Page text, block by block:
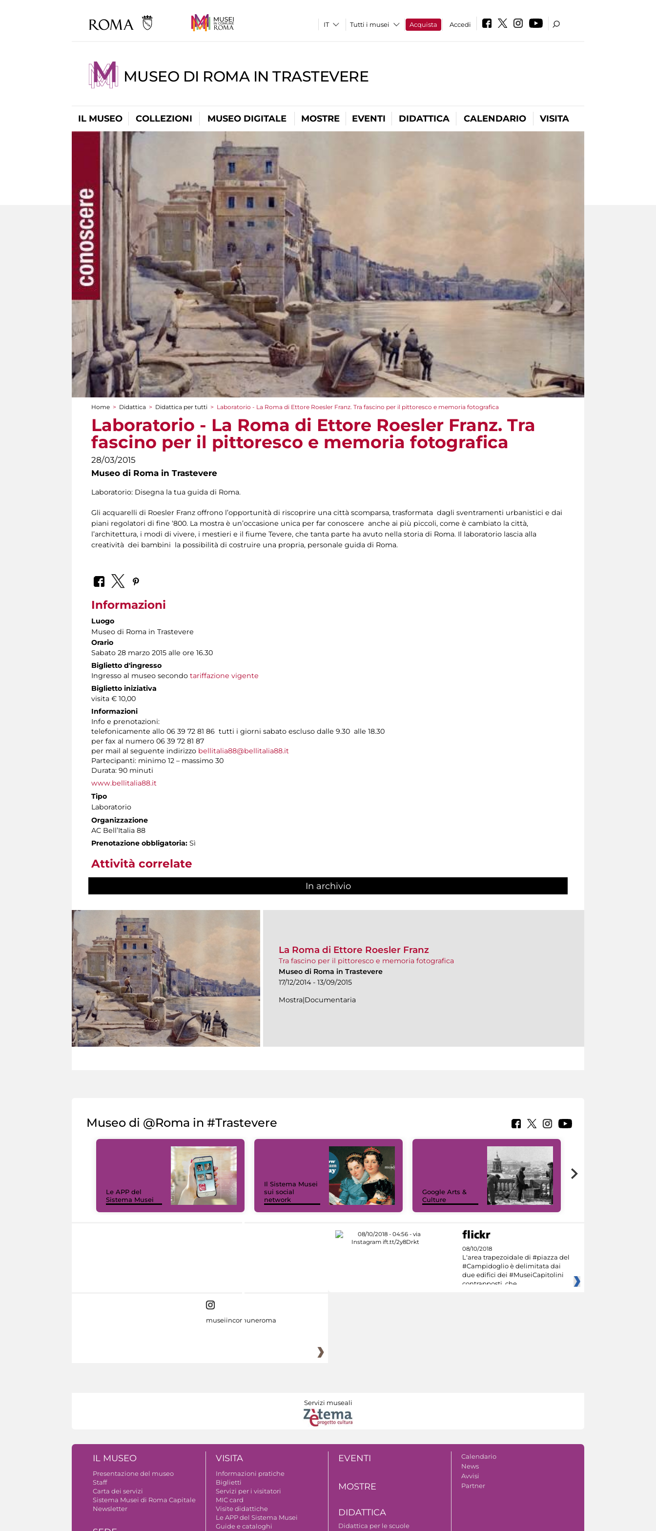
Tutti i musei Acquista Accedi
MUSEO DI ROMA IN TRASTEVERE
IL MUSEO COLLEZIONI MUSEO DIGITALE MOSTRE EVENTI DIDATTICA CALENDARIO VISITA
Tu sei qui
Home > Didattica > Didattica per tutti > Laboratorio - La Roma di Ettore Roesler Franz. Tra fascino per il pittoresco e memoria fotografica
Laboratorio - La Roma di Ettore Roesler Franz. Tra
fascino per il pittoresco e memoria fotografica
28/03/2015
Museo di Roma in Trastevere
Laboratorio: Disegna la tua guida di Roma.
Gli acquarelli di Roesler Franz offrono l’opportunità di riscoprire una città scomparsa, trasformata dagli sventramenti urbanistici e dai
piani regolatori di fine ‘800. La mostra è un’occasione unica per far conoscere anche ai più piccoli, come è cambiato la città,
l’architettura, i modi di vivere, i mestieri e il fiume Tevere, che tanta parte ha avuto nella storia di Roma. Il laboratorio lascia alla
creatività dei bambini la possibilità di costruire una propria, personale guida di Roma.
Informazioni
Luogo
Museo di Roma in Trastevere
Orario
Sabato 28 marzo 2015 alle ore 16.30
Biglietto d'ingresso
Ingresso al museo secondo tariffazione vigente
Biglietto iniziativa
visita € 10,00
Informazioni
Info e prenotazioni:
telefonicamente allo 06 39 72 81 86 tutti i giorni sabato escluso dalle 9.30 alle 18.30
per fax al numero 06 39 72 81 87
per mail al seguente indirizzo bellitalia88@bellitalia88.it
Partecipanti: minimo 12 – massimo 30
Durata: 90 minuti
www.bellitalia88.it
Tipo
Laboratorio
Organizzazione
AC Bell’Italia 88
Prenotazione obbligatoria: Sì
Attività correlate
In archivio
La Roma di Ettore Roesler Franz
Tra fascino per il pittoresco e memoria fotografica
Museo di Roma in Trastevere
17/12/2014 - 13/09/2015
Mostra|Documentaria
Museo di @Roma in #Trastevere
Le APP del
Sistema Musei
Il Sistema Musei
sui social
network
Google Arts &
Culture
08/10/2018
L'area trapezoidale di #piazza del
#Campidoglio è delimitata dai
due edifici dei #MuseiCapitolini
contrapposti, che
museiincomuneroma
Servizi museali
IL MUSEO
Presentazione del museo
Staff
Carta dei servizi
Sistema Musei di Roma Capitale
Newsletter
VISITA
Informazioni pratiche
Biglietti
Servizi per i visitatori
MIC card
Visite didattiche
Le APP del Sistema Musei
Guide e cataloghi
EVENTI
MOSTRE
DIDATTICA
Didattica per le scuole
Calendario
News
Avvisi
Partner